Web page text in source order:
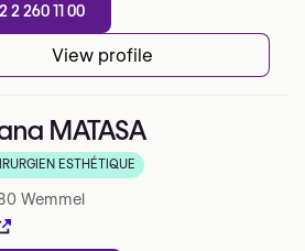
2 260 11 00
View profile
MATASA
5 sur Google
ESTHÉTIQUE
Wemmel